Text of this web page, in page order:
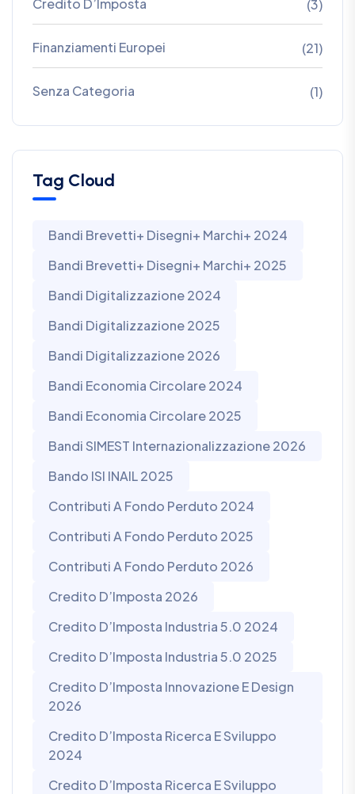
Credito D’Imposta (3)
Finanziamenti Europei (21)
Senza Categoria (1)
Tag Cloud
Bandi Brevetti+ Disegni+ Marchi+ 2024
Bandi Brevetti+ Disegni+ Marchi+ 2025
Bandi Digitalizzazione 2024
Bandi Digitalizzazione 2025
Bandi Digitalizzazione 2026
Bandi Economia Circolare 2024
Bandi Economia Circolare 2025
Bandi SIMEST Internazionalizzazione 2026
Bando ISI INAIL 2025
Contributi A Fondo Perduto 2024
Contributi A Fondo Perduto 2025
Contributi A Fondo Perduto 2026
Credito D’Imposta 2026
Credito D’Imposta Industria 5.0 2024
Credito D’Imposta Industria 5.0 2025
Credito D’Imposta Innovazione E Design
2026
Credito D’Imposta Ricerca E Sviluppo
2024
Credito D’Imposta Ricerca E Sviluppo